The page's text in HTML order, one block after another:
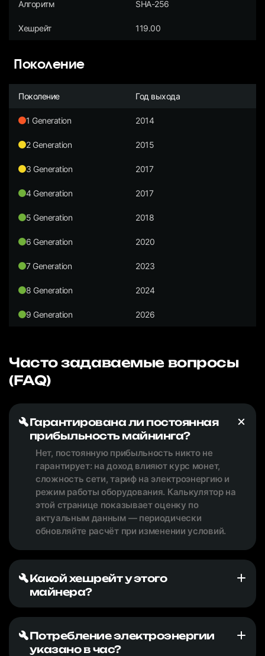
Алгоритм SHA-256
Хешрейт 119.00
Поколение
Поколение Год выхода
1 Generation 2014
2 Generation 2015
3 Generation 2017
4 Generation 2017
5 Generation 2018
6 Generation 2020
7 Generation 2023
8 Generation 2024
9 Generation 2026
Часто задаваемые вопросы
(FAQ)
Гарантирована ли постоянная
прибыльность майнинга?
Нет, постоянную прибыльность никто не
гарантирует: на доход влияют курс монет,
сложность сети, тариф на электроэнергию и
режим работы оборудования. Калькулятор на
этой странице показывает оценку по
актуальным данным — периодически
обновляйте расчёт при изменении условий.
Какой хешрейт у этого
майнера?
Потребление электроэнергии
указано в час?